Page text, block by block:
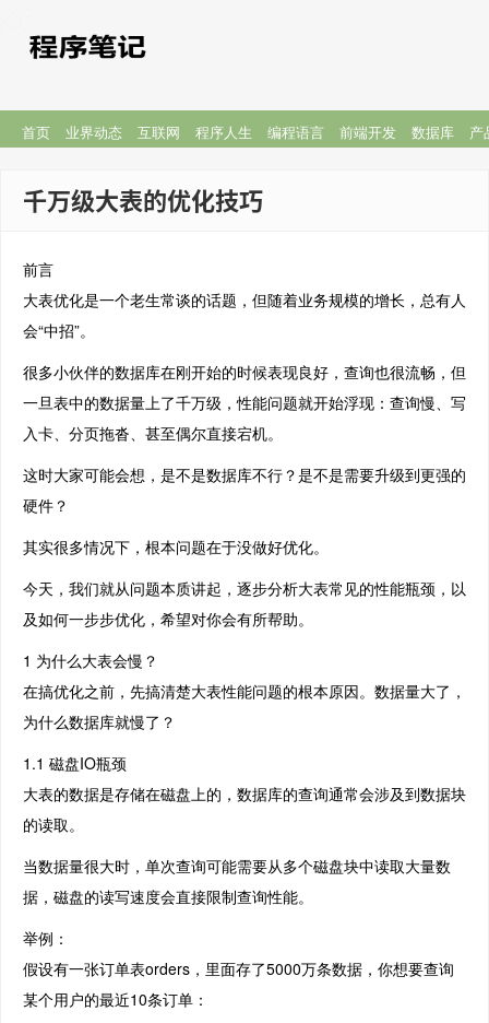
首页 业界动态 互联网 程序人生 编程语言 前端开发 数据库 产
千万级大表的优化技巧
前言
大表优化是一个老生常谈的话题，但随着业务规模的增长，总有人
会“中招”。
很多小伙伴的数据库在刚开始的时候表现良好，查询也很流畅，但
一旦表中的数据量上了千万级，性能问题就开始浮现：查询慢、写
入卡、分页拖沓、甚至偶尔直接宕机。
这时大家可能会想，是不是数据库不行？是不是需要升级到更强的
硬件？
其实很多情况下，根本问题在于没做好优化。
今天，我们就从问题本质讲起，逐步分析大表常见的性能瓶颈，以
及如何一步步优化，希望对你会有所帮助。
1 为什么大表会慢？
在搞优化之前，先搞清楚大表性能问题的根本原因。数据量大了，
为什么数据库就慢了？
1.1 磁盘IO瓶颈
大表的数据是存储在磁盘上的，数据库的查询通常会涉及到数据块
的读取。
当数据量很大时，单次查询可能需要从多个磁盘块中读取大量数
据，磁盘的读写速度会直接限制查询性能。
举例：
假设有一张订单表orders，里面存了5000万条数据，你想要查询
某个用户的最近10条订单：